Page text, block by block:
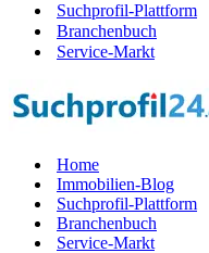
Suchprofil-Plattform
Branchenbuch
Service-Markt
Home
Immobilien-Blog
Suchprofil-Plattform
Branchenbuch
Service-Markt